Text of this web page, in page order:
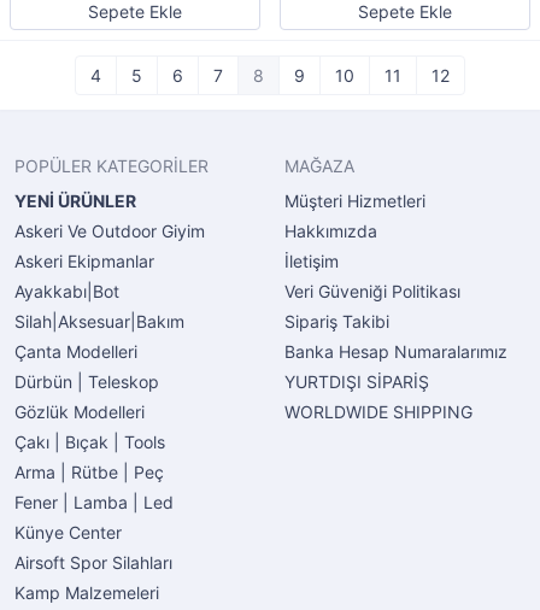
Sepete Ekle Sepete Ekle
4 5 6 7 8 9 10 11 12
POPÜLER KATEGORİLER
YENİ ÜRÜNLER
Askeri Ve Outdoor Giyim
Askeri Ekipmanlar
Ayakkabı|Bot
Silah|Aksesuar|Bakım
Çanta Modelleri
Dürbün | Teleskop
Gözlük Modelleri
Çakı | Bıçak | Tools
Arma | Rütbe | Peç
Fener | Lamba | Led
Künye Center
Airsoft Spor Silahları
Kamp Malzemeleri
MAĞAZA
Müşteri Hizmetleri
Hakkımızda
İletişim
Veri Güveniği Politikası
Sipariş Takibi
Banka Hesap Numaralarımız
YURTDIŞI SİPARİŞ
WORLDWIDE SHIPPING